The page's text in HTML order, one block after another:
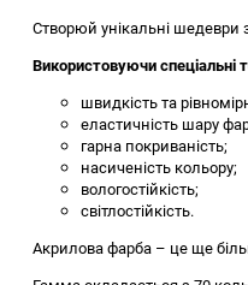
Створюй унікальні
Використовуючи спеціальні
швидкість та
еластичність шару
гарна покриваність;
насиченість кольору;
вологостійкість;
світлостійкість.
Акрилова фарба – це ще